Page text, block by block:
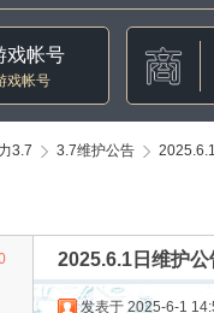
戏帐号
戏帐号
3.7 3.7维护公告
›
2025.6.1日维护公
发表于 2025-6-1